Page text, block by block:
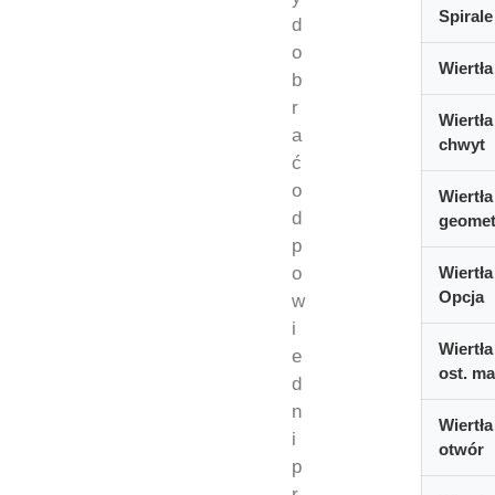
d
o
b
r
a
ć
o
d
p
o
w
i
e
d
n
i
p
Spirale
Wiertła
Wiertła
chwyt
Wiertła
Wiertła
Opcja
Wiertła
ost.
Wiertła
otwór